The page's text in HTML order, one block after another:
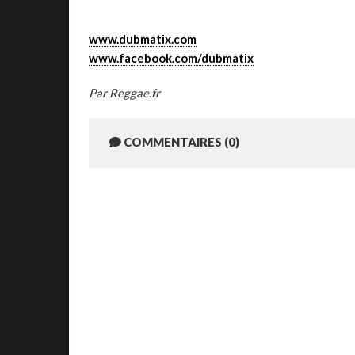
www.dubmatix.com
www.facebook.com/dubmatix
Par Reggae.fr
COMMENTAIRES (0)